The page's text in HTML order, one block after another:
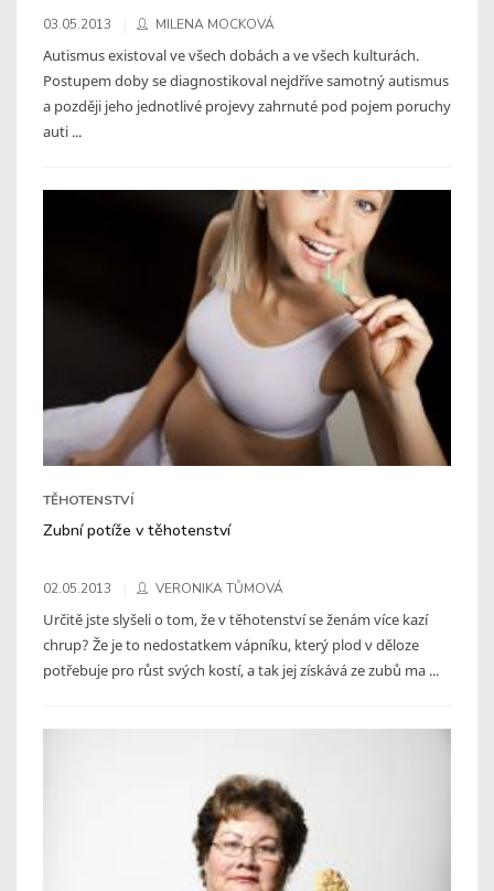
03.05.2013 MILENA MOCKOVÁ
Autismus existoval ve všech dobách a ve všech kulturách.
Postupem doby se diagnostikoval nejdříve samotný autismus
a později jeho jednotlivé projevy zahrnuté pod pojem poruchy
auti ...
TĚHOTENSTVÍ
Zubní potíže v těhotenství
02.05.2013 VERONIKA TŮMOVÁ
Určitě jste slyšeli o tom, že v těhotenství se ženám více kazí
chrup? Že je to nedostatkem vápníku, který plod v děloze
potřebuje pro růst svých kostí, a tak jej získává ze zubů ma ...